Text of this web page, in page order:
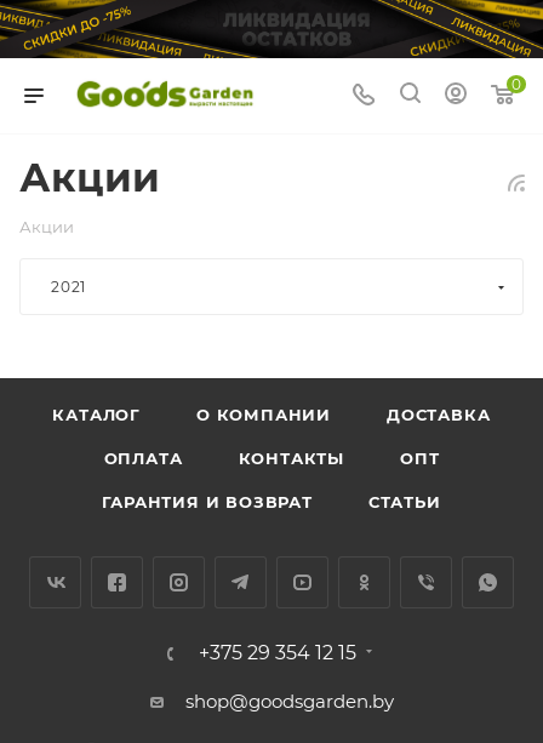
0
Акции
Акции
2021
КАТАЛОГ О КОМПАНИИ ДОСТАВКА
ОПЛАТА КОНТАКТЫ ОПТ
ГАРАНТИЯ И ВОЗВРАТ СТАТЬИ
+375 29 354 12 15
shop@goodsgarden.by